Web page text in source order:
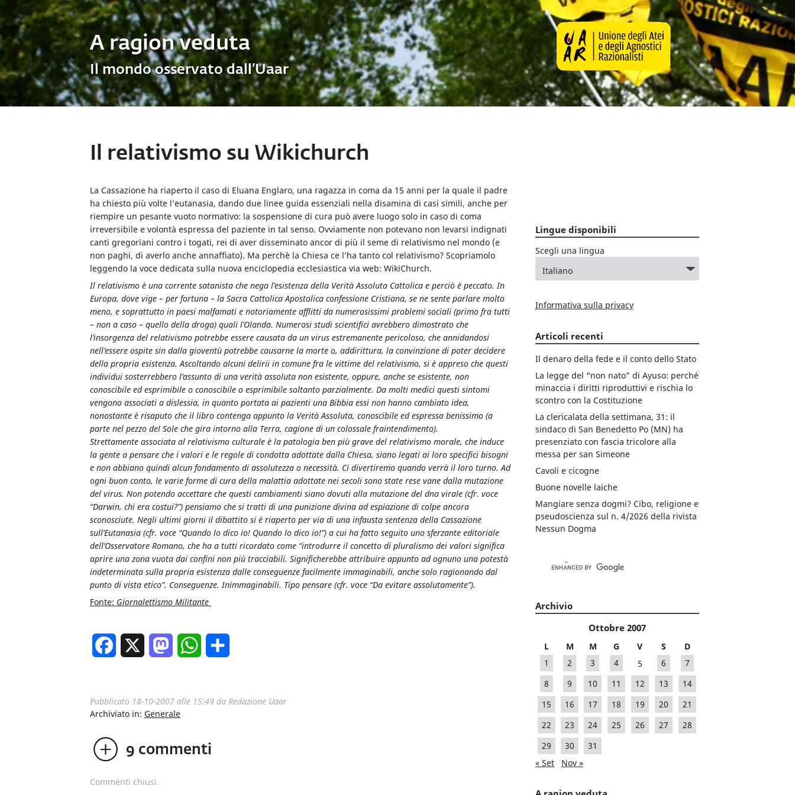
A ragion veduta
Il mondo osservato dall’Uaar
Il relativismo su Wikichurch
La Cassazione ha riaperto il caso di Eluana Englaro, una ragazza in coma da 15 anni per la quale il padre
ha chiesto più volte l’eutanasia, dando due linee guida essenziali nella disamina di casi simili, anche per
riempire un pesante vuoto normativo: la sospensione di cura può avere luogo solo in caso di coma
irreversibile e volontà espressa del paziente in tal senso. Ovviamente non potevano non levarsi indignati
canti gregoriani contro i togati, rei di aver disseminato ancor di più il seme di relativismo nel mondo (e
non paghi, di averlo anche annaffiato). Ma perchè la Chiesa ce l’ha tanto col relativismo? Scopriamolo
leggendo la voce dedicata sulla nuova enciclopedia ecclesiastica via web: WikiChurch.
Il relativismo è una corrente satanista che nega l’esistenza della Verità Assoluta Cattolica e perciò è peccato. In
Europa, dove vige – per fortuna – la Sacra Cattolica Apostolica confessione Cristiana, se ne sente parlare molto
meno, e soprattutto in paesi malfamati e notoriamente afflitti da numerosissimi problemi sociali (primo fra tutti
– non a caso – quello della droga) quali l’Olanda. Numerosi studi scientifici avrebbero dimostrato che
l’insorgenza del relativismo potrebbe essere causata da un virus estremanente pericoloso, che annidandosi
nell’essere ospite sin dalla gioventù potrebbe causarne la morte o, addirittura, la convinzione di poter decidere
della propria esistenza. Ascoltando alcuni delirii in comune fra le vittime del relativismo, si è appreso che questi
individui sosterrebbero l’assunto di una verità assoluta non esistente, oppure, anche se esistente, non
conoscibile ed esprimibile o conoscibile o esprimibile soltanto parzialmente. Da molti medici questi sintomi
vengono associati a dislessia, in quanto portata ai pazienti una Bibbia essi non hanno cambiato idea,
nonostante è risaputo che il libro contenga appunto la Verità Assoluta, conoscibile ed espressa benissimo (a
parte nel pezzo del Sole che gira intorno alla Terra, cagione di un colossale fraintendimento).
Strettamente associata al relativismo culturale è la patologia ben più grave del relativismo morale, che induce
la gente a pensare che i valori e le regole di condotta adottate dalla Chiesa, siano legati ai loro specifici bisogni
e non abbiano quindi alcun fondamento di assolutezza o necessità. Ci divertiremo quando verrà il loro turno. Ad
ogni buon conto, le varie forme di cura della malattia adottate nei secoli sono state rese vane dalla mutazione
del virus. Non potendo accettare che questi cambiamenti siano dovuti alla mutazione del dna virale (cfr. voce
“Darwin, chi era costui?”) pensiamo che si tratti di una punizione divina ad espiazione di colpe ancora
sconosciute. Negli ultimi giorni il dibattito si è riaperto per via di una infausta sentenza della Cassazione
sull’Eutanasia (cfr. voce “Quando lo dico io! Quando lo dico io!”) a cui ha fatto seguito uno sferzante editoriale
dell’Osservatore Romano, che ha a tutti ricordato come “introdurre il concetto di pluralismo dei valori significa
aprire una zona vuota dai confini non più tracciabili. Significherebbe attribuire appunto ad ognuno una potestà
indeterminata sulla propria esistenza dalle conseguenze facilmente immaginabili, anche solo ragionando dal
punto di vista etico”. Conseguenze. Inimmaginabili. Tipo pensare (cfr. voce “Da evitare assolutamente”).
Fonte: Giornalettismo Militante
Facebook MastodonWhatsApp
Pubblicato 18-10-2007 alle 15:49 da Redazione Uaar
Archiviato in: Generale
9 commenti
Commenti chiusi.
Lingue disponibili
Scegli una lingua
Informativa sulla privacy
Articoli recenti
Il denaro della fede e il conto dello Stato
La legge del “non nato” di Ayuso: perché
minaccia i diritti riproduttivi e rischia lo
scontro con la Costituzione
La clericalata della settimana, 31: il
sindaco di San Benedetto Po (MN) ha
presenziato con fascia tricolore alla
messa per san Simeone
Cavoli e cicogne
Buone novelle laiche
Mangiare senza dogmi? Cibo, religione e
pseudoscienza sul n. 4/2026 della rivista
Nessun Dogma
Archivio
Ottobre 2007
L M M G V S
D
1
2 3 4 5 6
7
8
9 10 11 12 13
14
15
16 17 18 19 20
21
22
23 24 25 26 27
28
29
30
31
« Set
Nov »